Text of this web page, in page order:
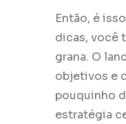
Então, é
dicas, você
grana. O
objetivos e
pouquinho
estratégia